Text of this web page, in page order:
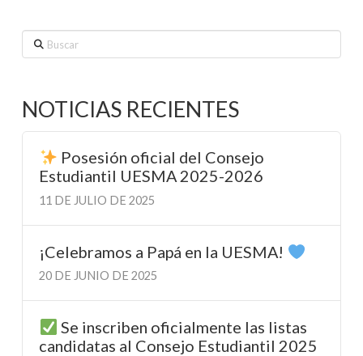
Buscar
NOTICIAS RECIENTES
Posesión oficial del Consejo
Estudiantil UESMA 2025-2026
11 DE JULIO DE 2025
¡Celebramos a Papá en la UESMA!
20 DE JUNIO DE 2025
Se inscriben oficialmente las listas
candidatas al Consejo Estudiantil 2025